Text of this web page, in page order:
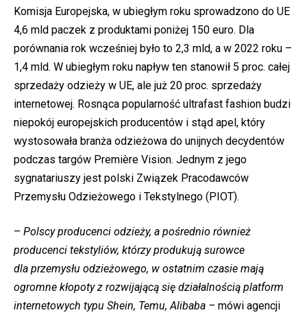
Komisja Europejska, w ubiegłym roku sprowadzono do UE
4,6 mld paczek z produktami poniżej 150 euro. Dla
porównania rok wcześniej było to 2,3 mld, a w 2022 roku –
1,4 mld. W ubiegłym roku napływ ten stanowił 5 proc. całej
sprzedaży odzieży w UE, ale już 20 proc. sprzedaży
internetowej. Rosnąca popularność ultrafast fashion budzi
niepokój europejskich producentów i stąd apel, który
wystosowała branża odzieżowa do unijnych decydentów
podczas targów Première Vision. Jednym z jego
sygnatariuszy jest polski Związek Pracodawców
Przemysłu Odzieżowego i Tekstylnego (PIOT).
– Polscy producenci odzieży, a pośrednio również
producenci tekstyliów, którzy produkują surowce
dla przemysłu odzieżowego, w ostatnim czasie mają
ogromne kłopoty z rozwijającą się działalnością platform
internetowych typu Shein, Temu, Alibaba – mówi agencji